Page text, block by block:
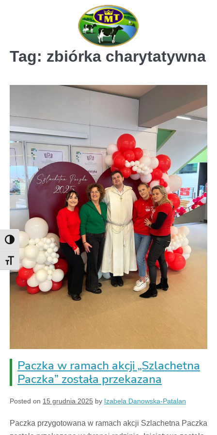
Toggle High Contrast
Toggle Font size
Tag: zbiórka charytatywna
Paczka w ramach akcji „Szlachetna
Paczka” została przekazana
Posted on 15 grudnia 2025 by Izabela Danowska-Patalan
Paczka przygotowana w ramach akcji Szlachetna Paczka